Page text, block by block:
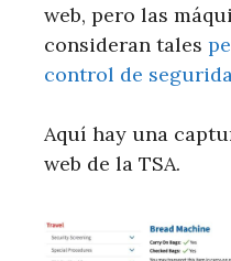
web, pero las
consideran tales
control de
Aquí hay una
web de la TSA.